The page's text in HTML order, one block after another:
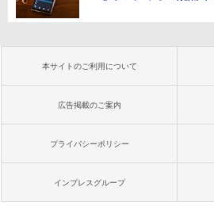
本サイトのご利用について
広告掲載のご案内
プライバシーポリシー
インプレスグループ